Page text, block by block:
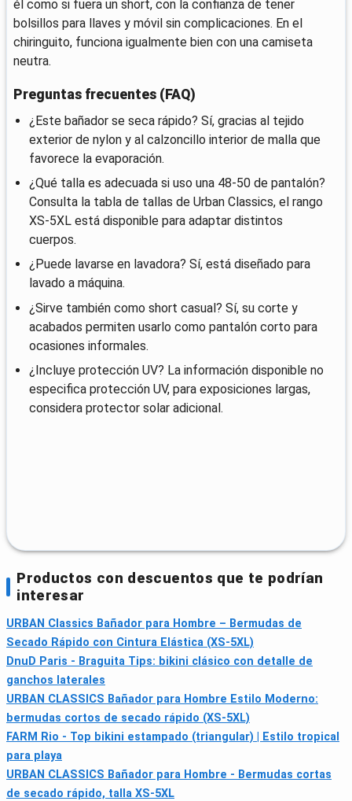
él como si fuera un short, con la confianza de tener
bolsillos para llaves y móvil sin complicaciones. En el
chiringuito, funciona igualmente bien con una camiseta
neutra.
Preguntas frecuentes (FAQ)
¿Este bañador se seca rápido? Sí, gracias al tejido
exterior de nylon y al calzoncillo interior de malla que
favorece la evaporación.
¿Qué talla es adecuada si uso una 48-50 de pantalón?
Consulta la tabla de tallas de Urban Classics, el rango
XS-5XL está disponible para adaptar distintos
cuerpos.
¿Puede lavarse en lavadora? Sí, está diseñado para
lavado a máquina.
¿Sirve también como short casual? Sí, su corte y
acabados permiten usarlo como pantalón corto para
ocasiones informales.
¿Incluye protección UV? La información disponible no
especifica protección UV, para exposiciones largas,
considera protector solar adicional.
Productos con descuentos que te podrían
interesar
URBAN Classics Bañador para Hombre – Bermudas de
Secado Rápido con Cintura Elástica (XS-5XL)
DnuD Paris - Braguita Tips: bikini clásico con detalle de
ganchos laterales
URBAN CLASSICS Bañador para Hombre Estilo Moderno:
bermudas cortos de secado rápido (XS-5XL)
FARM Rio - Top bikini estampado (triangular) | Estilo tropical
para playa
URBAN CLASSICS Bañador para Hombre - Bermudas cortas
de secado rápido, talla XS-5XL